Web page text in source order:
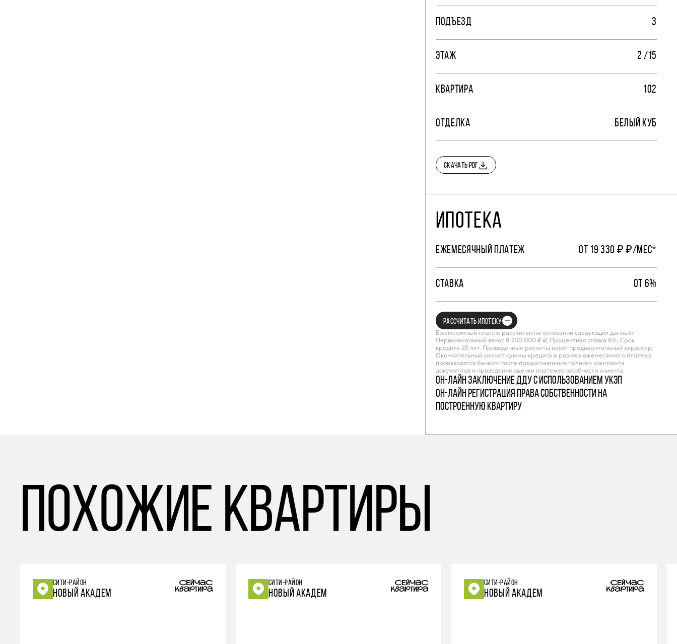
ПОДЪЕЗД 3
ЭТАЖ 2 /15
КВАРТИРА 102
ОТДЕЛКА БЕЛЫЙ КУБ
СКАЧАТЬ PDF
ИПОТЕКА
ЕЖЕМЕСЯЧНЫЙ ПЛАТЕЖ ОТ 19 330 ₽ ₽/МЕС*
СТАВКА ОТ 6%
РАССЧИТАТЬ ИПОТЕКУ
Ежемесячный платеж рассчитан на основании следующих данных:
Первоначальный взнос 9 700 000 ₽ ₽, Процентная ставка 6%, Срок
кредита 25 лет. Приведенные расчеты носят предварительный характер.
Окончательный расчет суммы кредита и размер ежемесячного платежа
производятся банком после предоставления полного комплекта
документов и проведения оценки платежеспособности клиента.
Он-лайн заключение ДДУ с использованием УКЭП
Он-лайн регистрация права собственности на
построенную квартиру
похожие квартиры
СИТИ-РАЙОН
НОВЫЙ АКАДЕМ
СИТИ-РАЙОН
НОВЫЙ АКАДЕМ
СИТИ-РАЙОН
НОВЫЙ АКАДЕМ